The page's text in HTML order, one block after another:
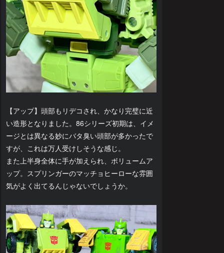
【アップ】頭部もリデコされ、かなり完璧に近
い造形となりました。86シリーズ初期は、イメ
ージとは異なる妙にバタ臭い頭部が多かったで
すが、これは万人受けしそうな感じ。
また上半身全体に手が加えられ、ボリュームア
ップ。スプリンガーのマッチョヒーローな雰囲
気がよく出てるんじゃないでしょうか。